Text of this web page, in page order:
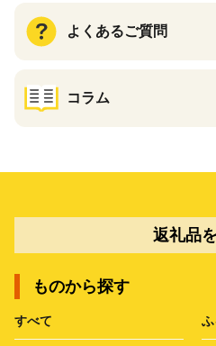
よくあるご質問
コラム
返礼品
ものから探す
すべて